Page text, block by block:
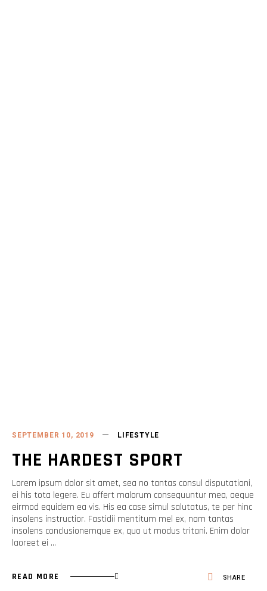
SEPTEMBER 10, 2019 LIFESTYLE
THE HARDEST SPORT
Lorem ipsum dolor sit amet, sea no tantas consul disputationi,
ei his tota legere. Eu affert malorum consequuntur mea, aeque
eirmod equidem ea vis. His ea case simul salutatus, te per hinc
insolens instructior. Fastidii mentitum mel ex, nam tantas
insolens conclusionemque ex, quo ut modus tritani. Enim dolor
laoreet ei
READ MORE SHARE